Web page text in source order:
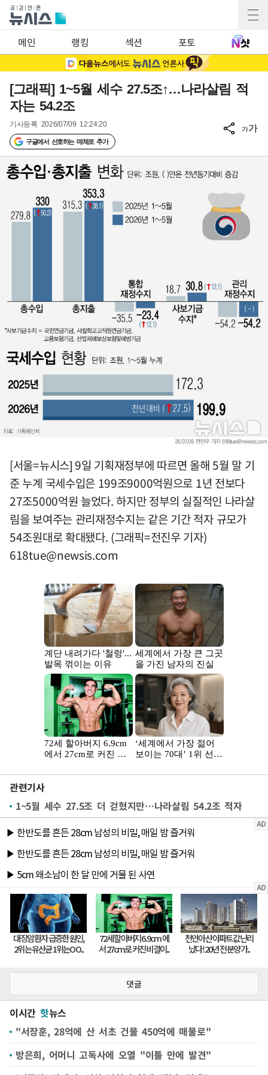
메인 랭킹 섹션 포토
[그래픽] 1~5월 세수 27.5조↑…나라살림 적
자는 54.2조
기사등록 2026/07/09 12:24:20
구글에서 선호하는 매체로 추가
가가
[서울=뉴시스] 9일 기획재정부에 따르면 올해 5월 말 기
준 누계 국세수입은 199조9000억원으로 1년 전보다
27조5000억원 늘었다. 하지만 정부의 실질적인 나라살
림을 보여주는 관리재정수지는 같은 기간 적자 규모가
54조원대로 확대됐다. (그래픽=전진우 기자)
618tue@newsis.com
관련기사
1~5월 세수 27.5조 더 걷혔지만…나라살림 54.2조 적자
댓글
이시간 핫뉴스
"서장훈, 28억에 산 서초 건물 450억에 매물로"
방은희, 어머니 고독사에 오열 "이틀 만에 발견"